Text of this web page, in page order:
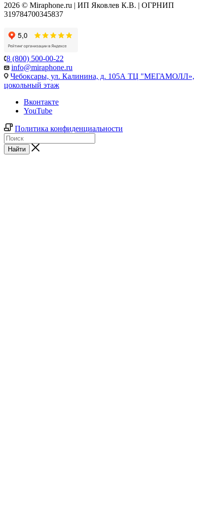
2026 © Miraphone.ru | ИП Яковлев К.В. | ОГРНИП
319784700345837
8 (800) 500-00-22
info@miraphone.ru
Чебоксары, ул. Калинина, д. 105А ТЦ "МЕГАМОЛЛ»,
цокольный этаж
Вконтакте
YouTube
Политика конфиденциальности
Найти